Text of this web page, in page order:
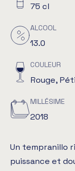
75 cl
ALCOOL
13.0
COULEUR
Rouge,
MILLÉSIME
2018
Un tempranillo
puissance et